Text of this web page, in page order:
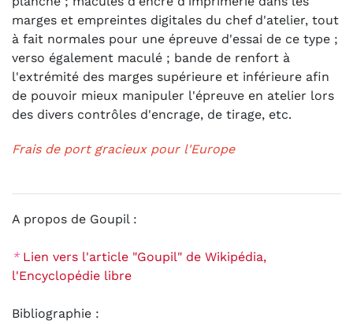
marges et empreintes digitales du chef d'atelier, tout
à fait normales pour une épreuve d'essai de ce type ;
verso également maculé ; bande de renfort à
l'extrémité des marges supérieure et inférieure afin
de pouvoir mieux manipuler l'épreuve en atelier lors
des divers contrôles d'encrage, de tirage, etc.
Frais de port gracieux pour l'Europe
A propos de Goupil :
* Lien vers l'article "Goupil" de Wikipédia,
l'Encyclopédie libre
Bibliographie :